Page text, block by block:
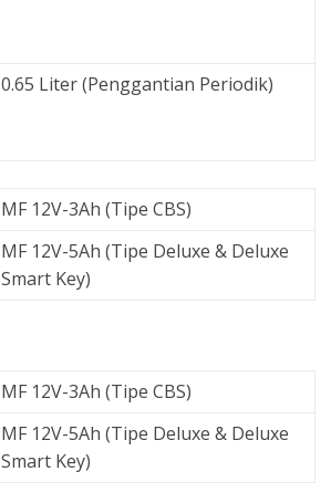
0.65 Liter (Penggantian Periodik)
MF 12V-3Ah (Tipe CBS)
MF 12V-5Ah (Tipe Deluxe & Deluxe
Smart Key)
MF 12V-3Ah (Tipe CBS)
MF 12V-5Ah (Tipe Deluxe & Deluxe
Smart Key)